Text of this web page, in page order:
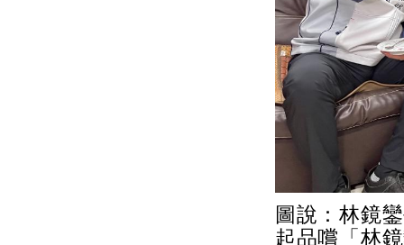
圖說：林鏡
起品嚐「林